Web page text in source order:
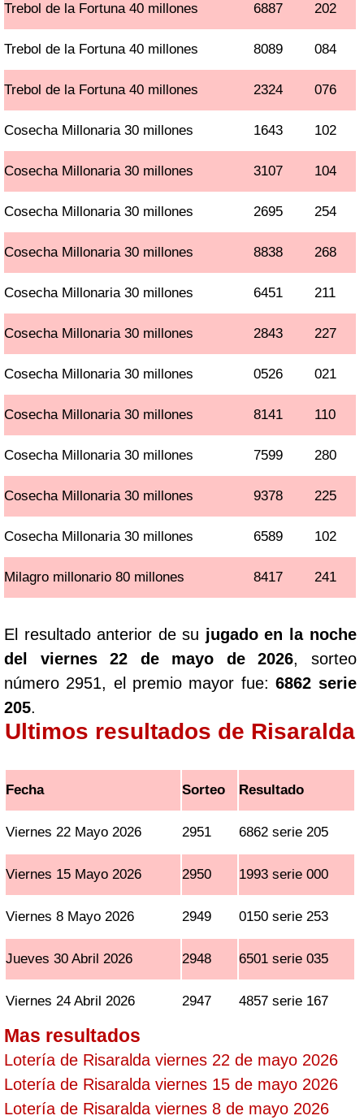
Trebol de la Fortuna 40 millones 6887 202
Trebol de la Fortuna 40 millones 8089 084
Trebol de la Fortuna 40 millones 2324 076
Cosecha Millonaria 30 millones 1643 102
Cosecha Millonaria 30 millones 3107 104
Cosecha Millonaria 30 millones 2695 254
Cosecha Millonaria 30 millones 8838 268
Cosecha Millonaria 30 millones 6451 211
Cosecha Millonaria 30 millones 2843 227
Cosecha Millonaria 30 millones 0526 021
Cosecha Millonaria 30 millones 8141 110
Cosecha Millonaria 30 millones 7599 280
Cosecha Millonaria 30 millones 9378 225
Cosecha Millonaria 30 millones 6589 102
Milagro millonario 80 millones 8417 241
El resultado anterior de su jugado en la noche
del viernes 22 de mayo de 2026, sorteo
número 2951, el premio mayor fue:6862 serie
205.
Ultimos resultados de Risaralda
Fecha Sorteo Resultado
Viernes 22 Mayo 2026 2951 6862 serie 205
Viernes 15 Mayo 2026 2950 1993 serie 000
Viernes 8 Mayo 2026 2949 0150 serie 253
Jueves 30 Abril 2026 2948 6501 serie 035
Viernes 24 Abril 2026 2947 4857 serie 167
Mas resultados
Lotería de Risaralda viernes 22 de mayo 2026
Lotería de Risaralda viernes 15 de mayo 2026
Lotería de Risaralda viernes 8 de mayo 2026